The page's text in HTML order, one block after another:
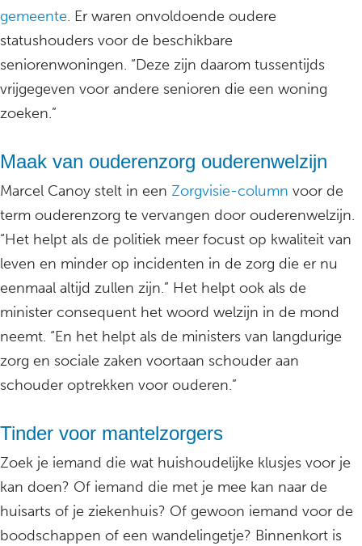
gemeente. Er waren onvoldoende oudere
statushouders voor de beschikbare
seniorenwoningen. “Deze zijn daarom tussentijds
vrijgegeven voor andere senioren die een woning
zoeken.”
Maak van ouderenzorg ouderenwelzijn
Marcel Canoy stelt in een Zorgvisie-column voor de
term ouderenzorg te vervangen door ouderenwelzijn.
“Het helpt als de politiek meer focust op kwaliteit van
leven en minder op incidenten in de zorg die er nu
eenmaal altijd zullen zijn.” Het helpt ook als de
minister consequent het woord welzijn in de mond
neemt. “En het helpt als de ministers van langdurige
zorg en sociale zaken voortaan schouder aan
schouder optrekken voor ouderen.”
Tinder voor mantelzorgers
Zoek je iemand die wat huishoudelijke klusjes voor je
kan doen? Of iemand die met je mee kan naar de
huisarts of je ziekenhuis? Of gewoon iemand voor de
boodschappen of een wandelingetje? Binnenkort is